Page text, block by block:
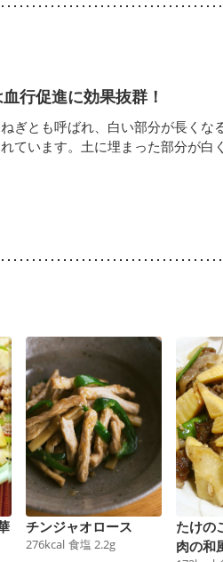
血行促進に効果抜群！
ぎとも呼ばれ、白い部分が長くな
ています。土に埋まった部分が白
チンジャオロース
276kcal 食塩 2.2g
たけの
肉の和